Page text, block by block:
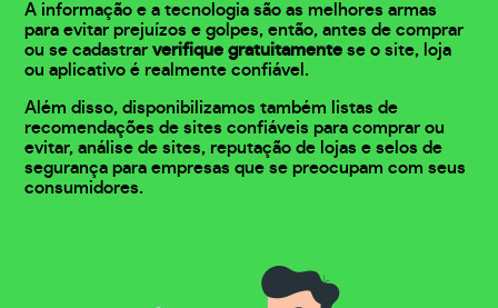
A informação e a tecnologia são as melhores armas
para evitar prejuízos e golpes, então, antes de comprar
ou se cadastrarverifique gratuitamente se o site, loja
ou aplicativo é realmente confiável.
Além disso, disponibilizamos também listas de
recomendações de sites confiáveis para comprar ou
evitar, análise de sites, reputação de lojas e selos de
segurança para empresas que se preocupam com seus
consumidores.